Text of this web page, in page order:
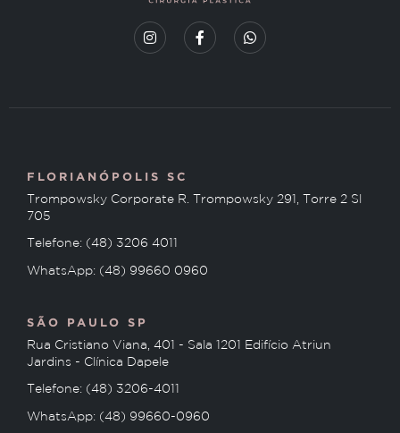
FLORIANÓPOLIS SC
Trompowsky Corporate R. Trompowsky 291, Torre 2 Sl
705
Telefone: (48) 3206 4011
WhatsApp: (48) 99660 0960
SÃO PAULO SP
Rua Cristiano Viana, 401 - Sala 1201 Edifício Atriun
Jardins - Clínica Dapele
Telefone: (48) 3206-4011
WhatsApp: (48) 99660-0960